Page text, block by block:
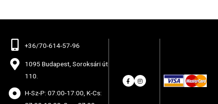
+36/70-614-57-96
1095 Budapest, Soroksári út
110.
H-Sz-P: 07:00-17:00, K-Cs: